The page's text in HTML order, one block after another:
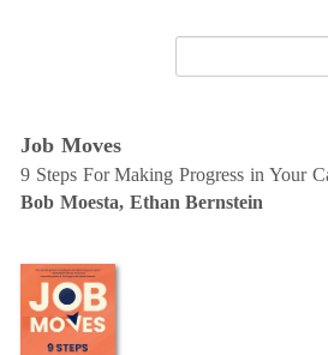
Job Moves
9 Steps For Making Progress in Your
Bob Moesta, Ethan Bernstein